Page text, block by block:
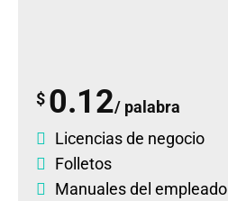
$ 0.12/ palabra
Licencias de negocio
Folletos
Manuales del empleado